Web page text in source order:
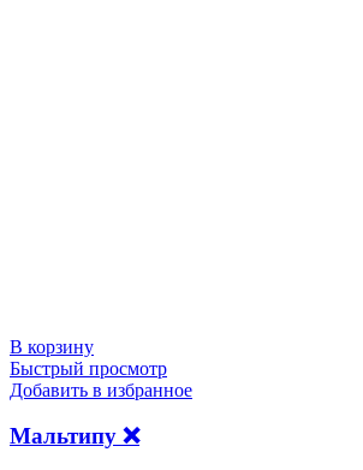
В корзину
Быстрый просмотр
Добавить в избранное
Мальтипу ❌️